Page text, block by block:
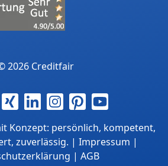
2026 Creditfair
Konzept: persönlich, kompetent,
zuverlässig. | Impressum |
| AGB